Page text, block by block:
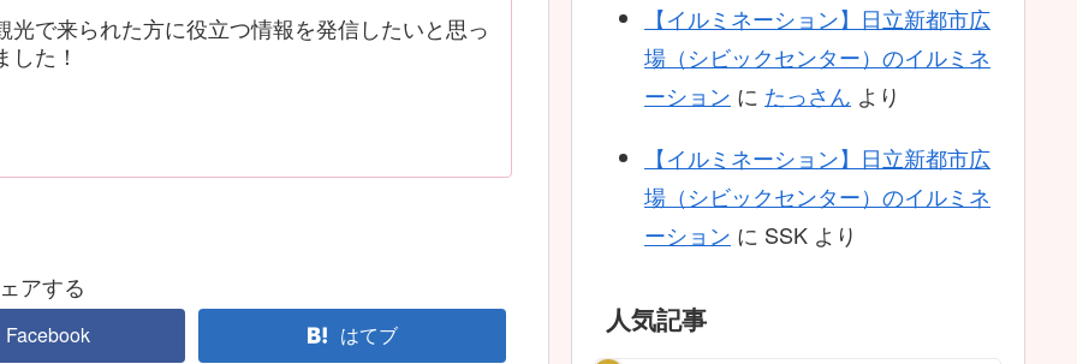
光で来られた方に役立つ情報を発信したいと思っ
た！
アする
Facebook はてブ
【イルミネーション】日立新都市広
場（シビックセンター）のイルミネ
ーション に たっさん より
【イルミネーション】日立新都市広
場（シビックセンター）のイルミネ
ーション に SSK より
人気記事